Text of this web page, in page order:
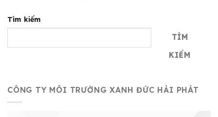
Tìm kiếm
TÌM
KIẾM
CÔNG TY MÔI TRƯỜNG XANH ĐỨC HẢI PHÁT